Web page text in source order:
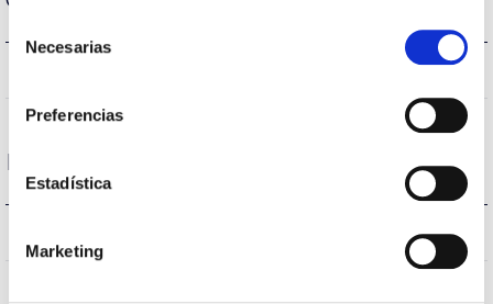
Necesarias
Preferencias
Estadística
Marketing
IP65
Rendimiento
-lm